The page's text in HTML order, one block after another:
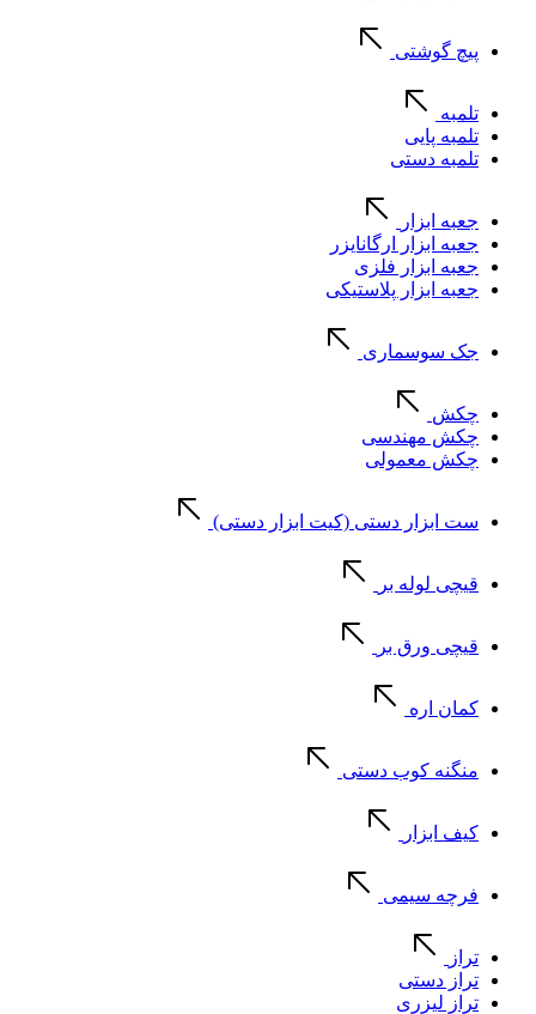
پیچ گوشتی
تلمبه
تلمبه پایی
تلمبه دستی
جعبه ابزار
جعبه ابزار ارگانایزر
جعبه ابزار فلزی
جعبه ابزار پلاستیکی
جک سوسماری
چکش
چکش مهندسی
چکش معمولی
ست ابزار دستی (کیت ابزار دستی)
قیچی لوله بر
قیچی ورق بر
کمان اره
منگنه کوب دستی
کیف ابزار
فرچه سیمی
تراز
تراز دستی
تراز لیزری